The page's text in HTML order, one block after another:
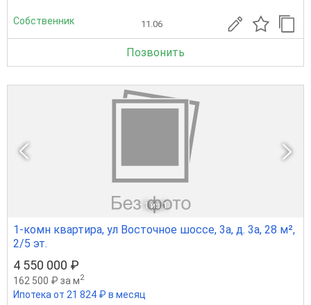
Собственник 11.06
Позвонить
1 из 1
1-комн квартира, ул Восточное шоссе, 3а, д. 3а, 28 м²,
2/5 эт.
4 550 000 ₽
162 500 ₽ за м2
Ипотека от 21 824 ₽ в месяц